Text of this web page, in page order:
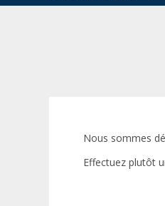
Nous sommes
Effectuez plutôt